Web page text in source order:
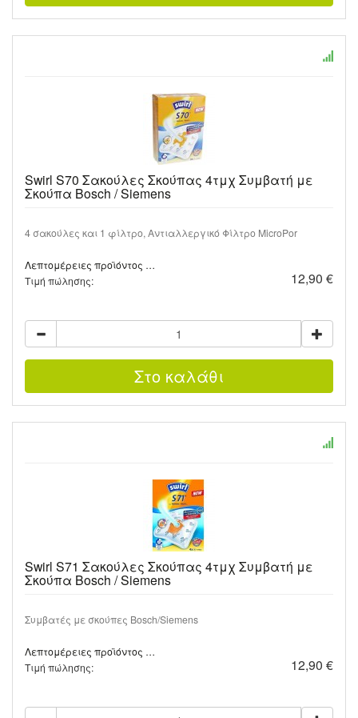
Swirl S70 Σακούλες Σκούπας 4τμχ Συμβατή με
Σκούπα Bosch / Siemens
4 σακούλες και 1 φίλτρο, Αντιαλλεργικό Φίλτρο MicroPor
Λεπτομέρειες προϊόντος …
Τιμή πώλησης:
12,90 €
Swirl S71 Σακούλες Σκούπας 4τμχ Συμβατή με
Σκούπα Bosch / Siemens
Συμβατές με σκούπες Bosch/Siemens
Λεπτομέρειες προϊόντος …
Τιμή πώλησης:
12,90 €